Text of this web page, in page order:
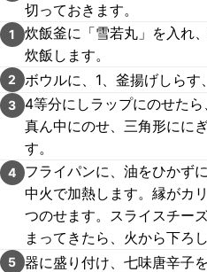
切っておきます。
1
炊飯釜に「雪若丸」を入れ
炊飯します。
2 ボウルに、1、釜揚げしらす
3
4等分にしラップにのせた
真ん中にのせ、三角形にに
す。
4
フライパンに、油をひかず
中火で加熱します。縁がカ
つのせます。スライスチー
まってきたら、火から下ろ
5 器に盛り付け、七味唐辛子